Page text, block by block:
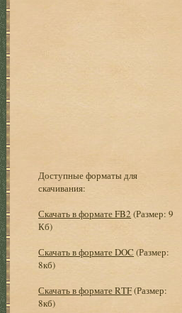
Доступные форматы для
скачивания:
Скачать в формате FB2 (Размер: 9
Кб)
Скачать в формате DOC (Размер:
8кб)
Скачать в формате RTF(Размер:
8кб)